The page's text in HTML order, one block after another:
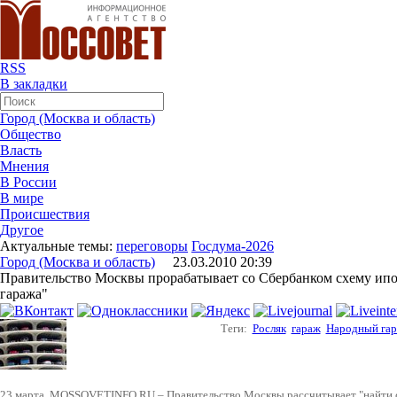
RSS
В закладки
Город (Москва и область)
Общество
Власть
Мнения
В России
В мире
Происшествия
Другое
Актуальные темы: переговоры Госдума-2026
Город (Москва и область) 23.03.2010 20:39
Правительство Москвы прорабатывает со Сбербанком схему
гаража"
Теги: Росляк гараж Народный